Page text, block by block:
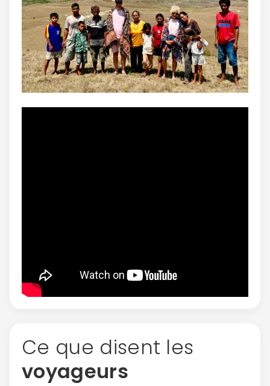
Ce que disent les
voyageurs
Continuer avec Apple
ou connectez-vous par mail